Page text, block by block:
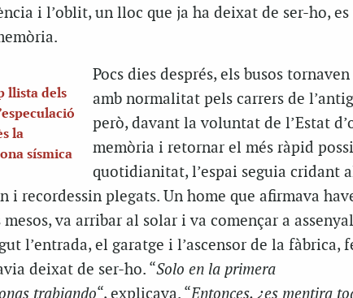
i l’oblit, un lloc que ja ha deixat de ser-ho,
llista dels
la
sísmica
Pocs dies després, els busos
amb normalitat pels carrers de
però, davant la voluntat de l’Estat
memòria i retornar el més ràpid
quotidianitat, l’espai seguia cridant
i recordessin plegats. Un home que afirmava
va arribar al solar i va començar a
l’entrada, el garatge i l’ascensor de la fàbrica,
deixat de ser-ho. “Solo en la primera